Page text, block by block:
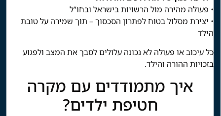
• פעולה מהירה מול הרשויות בישראל ובחו”ל
• יצירת מסלול בטוח לפתרון הסכסוך – תוך שמירה על טובת
הילד
כל עיכוב או פעולה לא נכונה עלולים לסבך את המצב ולפגוע
בזכויות ההורה והילד.
איך מתמודדים עם מקרה
חטיפת ילדים?